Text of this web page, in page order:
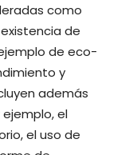
como
de
de eco-
y
además
el
el uso de